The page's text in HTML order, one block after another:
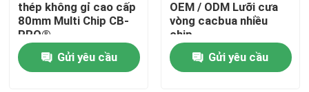
Tin tức
thép không gỉ cao cấp
80mm Multi Chip CB-
PRO®
Gửi yêu cầu
OEM / ODM Lưỡi cưa
vòng cacbua nhiều
chip
Gửi yêu cầu